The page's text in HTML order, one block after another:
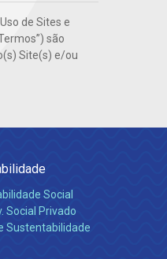
de Sites e
são
Site(s) e/ou
Social
Social Privado
Sustentabilidade